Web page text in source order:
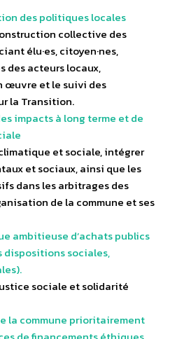
des politiques locales
collective des
élu·es, citoyen·nes,
des acteurs locaux,
œuvre et le suivi des
la Transition.
impacts à long terme et de
et sociale, intégrer
et sociaux, ainsi que les
dans les arbitrages des
de la commune et ses
ambitieuse d’achats publics
dispositions sociales,
sociale et solidarité
la commune prioritairement